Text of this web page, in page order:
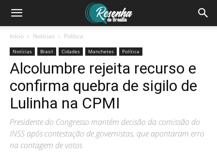
Início Notícias Política
Notícias Brasil Cidades Manchetes Política
Alcolumbre rejeita recurso e
confirma quebra de sigilo de
Lulinha na CPMI
Presidente do Congresso mantém decisão da comissão do
INSS após contestação de governistas, que apontaram erro
na contagem de votos